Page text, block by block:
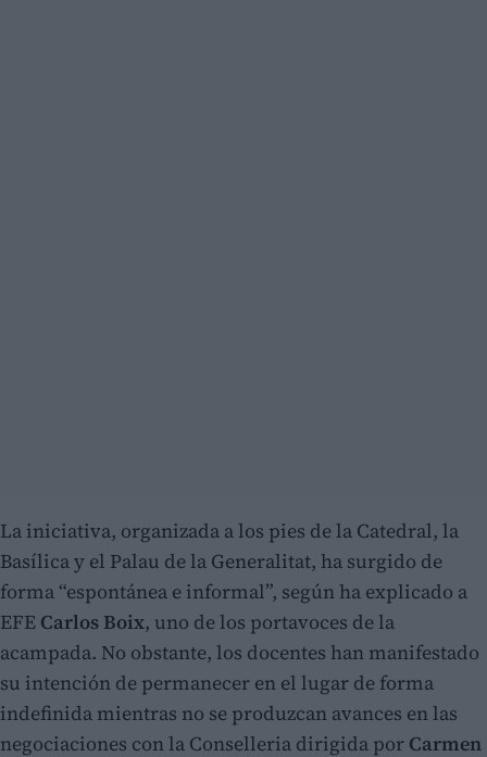
La iniciativa, organizada a los pies de la Catedral, la
Basílica y el Palau de la Generalitat, ha surgido de
forma “espontánea e informal”, según ha explicado a
EFE Carlos Boix, uno de los portavoces de la
acampada. No obstante, los docentes han manifestado
su intención de permanecer en el lugar de forma
indefinida mientras no se produzcan avances en las
negociaciones con la Conselleria dirigida por Carmen